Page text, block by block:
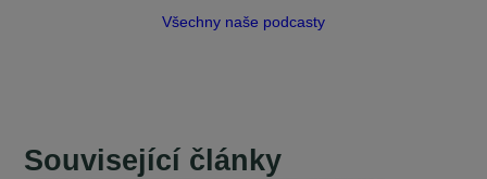
Všechny naše podcasty
Související články